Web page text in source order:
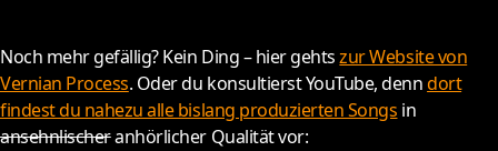
Noch mehr gefällig? Kein Ding – hier gehtszur Website von
Vernian Process. Oder du konsultierst YouTube, denndort
findest du nahezu alle bislang produzierten Songs in
ansehnlischeranhörlicher Qualität vor: